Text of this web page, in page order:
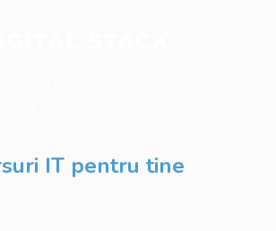
IT pentru tine